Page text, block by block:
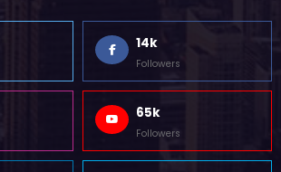
14k
Followers
65k
Followers